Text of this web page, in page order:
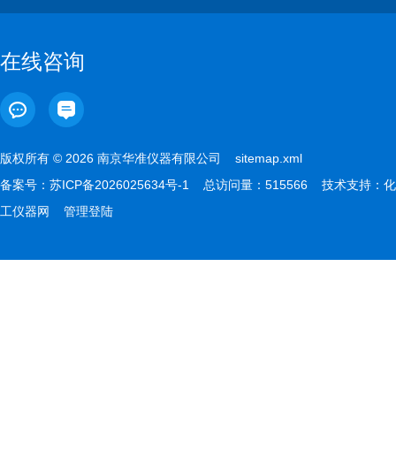
在线咨询
版权所有 © 2026 南京华准仪器有限公司 sitemap.xml
备案号： 苏ICP备2026025634号-1 总访问量：515566 技术支持： 化
工仪器网
管理登陆